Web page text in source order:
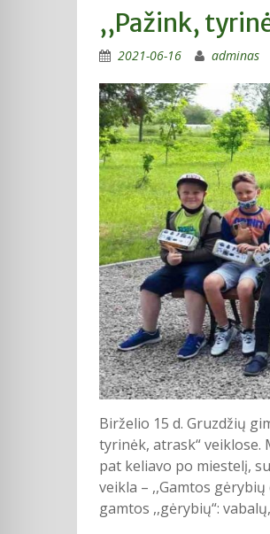
,,Pažink,
2021-06-16 adminas
Birželio 15 d. Gruzdžių
tyrinėk, atrask“ veiklose.
pat keliavo po miestelį,
veikla – ,,Gamtos
gamtos ,,gėrybių“: